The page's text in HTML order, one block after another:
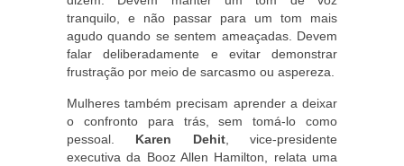
tranquilo, e não passar para um tom mais
agudo quando se sentem ameaçadas. Devem
falar deliberadamente e evitar demonstrar
frustração por meio de sarcasmo ou aspereza.
Mulheres também precisam aprender a deixar
o confronto para trás, sem tomá-lo como
pessoal. Karen Dehit, vice-presidente
executiva da Booz Allen Hamilton, relata uma